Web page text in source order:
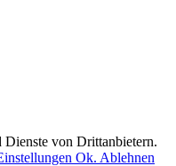
Dienste von Drittanbietern.
Ok. Ablehnen